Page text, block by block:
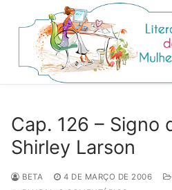
para
conteúdo
Cap. 126 – Signo
Shirley Larson
BETA 4 DE MARÇO DE 2006